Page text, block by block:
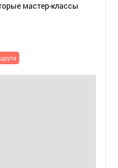
мастер-классы